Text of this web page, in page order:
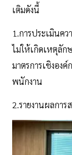
เติมดังนี้
1.การประเมินค
ไม่ให้เกิดเหตุลัก
มาตรการเชิงอง
พนักงาน
2.รายงานผลกา